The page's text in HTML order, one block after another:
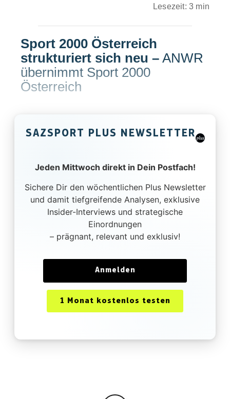
Lesezeit: 3 min
Sport 2000 Österreich
strukturiert sich neu – ANWR
übernimmt Sport 2000
Österreich
SAZSPORT PLUS NEWSLETTER
Jeden Mittwoch direkt in Dein Postfach!
Sichere Dir den wöchentlichen Plus Newsletter
und damit tiefgreifende Analysen, exklusive
Insider-Interviews und strategische
Einordnungen
– prägnant, relevant und exklusiv!
Anmelden
1 Monat kostenlos testen